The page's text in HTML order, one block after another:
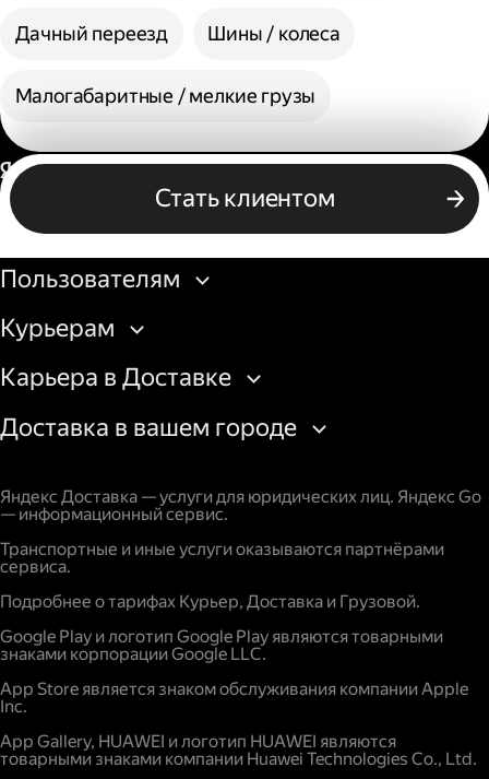
Дачный переезд Шины / колеса
Малогабаритные / мелкие грузы
Стать клиентом
Россия
Бизнесу
Пользователям
Курьерам
Карьера в Доставке
Доставка в вашем городе
Яндекс Доставка — услуги для юридических лиц. Яндекс Go
— информационный сервис.
Транспортные и иные услуги оказываются партнёрами
сервиса.
Подробнее о тарифах Курьер, Доставка и Грузовой.
Google Play и логотип Google Play являются товарными
знаками корпорации Google LLC.
App Store является знаком обслуживания компании Apple
Inc.
App Gallery, HUAWEI и логотип HUAWEI являются
товарными знаками компании Huawei Technologies Co., Ltd.